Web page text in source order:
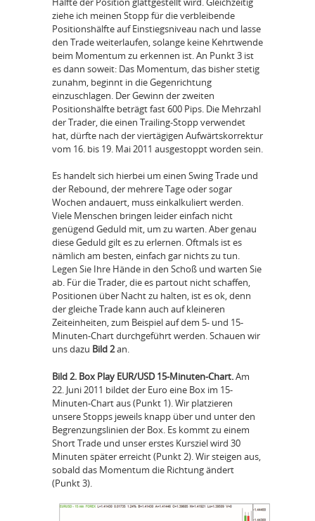
ziehe ich meinen Stopp für die verbleibende
Positionshälfte auf Einstiegsniveau nach und lasse
den Trade weiterlaufen, solange keine Kehrtwende
beim Momentum zu erkennen ist. An Punkt 3 ist
es dann soweit: Das Momentum, das bisher stetig
zunahm, beginnt in die Gegenrichtung
einzuschlagen. Der Gewinn der zweiten
Positionshälfte beträgt fast 600 Pips. Die Mehrzahl
der Trader, die einen Trailing-Stopp verwendet
hat, dürfte nach der viertägigen Aufwärtskorrektur
vom 16. bis 19. Mai 2011 ausgestoppt worden sein.
Es handelt sich hierbei um einen Swing Trade und
der Rebound, der mehrere Tage oder sogar
Wochen andauert, muss einkalkuliert werden.
Viele Menschen bringen leider einfach nicht
genügend Geduld mit, um zu warten. Aber genau
diese Geduld gilt es zu erlernen. Oftmals ist es
nämlich am besten, einfach gar nichts zu tun.
Legen Sie Ihre Hände in den Schoß und warten Sie
ab. Für die Trader, die es partout nicht schaffen,
Positionen über Nacht zu halten, ist es ok, denn
der gleiche Trade kann auch auf kleineren
Zeiteinheiten, zum Beispiel auf dem 5- und 15-
Minuten-Chart durchgeführt werden. Schauen wir
uns dazu Bild 2an.
Bild 2. Box Play EUR/USD 15-Minuten-Chart.Am
22. Juni 2011 bildet der Euro eine Box im 15-
Minuten-Chart aus (Punkt 1). Wir platzieren
unsere Stopps jeweils knapp über und unter den
Begrenzungslinien der Box. Es kommt zu einem
Short Trade und unser erstes Kursziel wird 30
Minuten später erreicht (Punkt 2). Wir steigen aus,
sobald das Momentum die Richtung ändert
(Punkt 3).